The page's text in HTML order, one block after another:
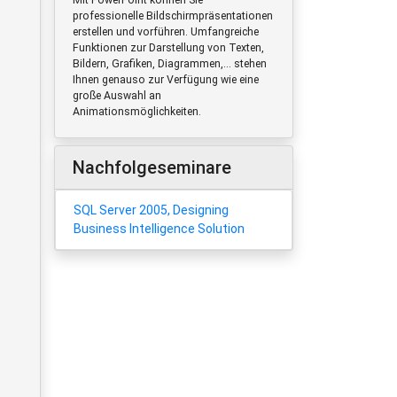
professionelle Bildschirmpräsentationen
erstellen und vorführen. Umfangreiche
Funktionen zur Darstellung von Texten,
Bildern, Grafiken, Diagrammen,... stehen
Ihnen genauso zur Verfügung wie eine
große Auswahl an
Animationsmöglichkeiten.
Nachfolgeseminare
SQL Server 2005, Designing
Business Intelligence Solution